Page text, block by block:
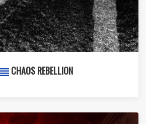
CHAOS REBELLION